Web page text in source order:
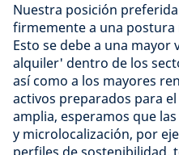
Nuestra posición
firmemente a una
Esto se debe a una
alquiler' dentro de los
así como a los mayores
activos preparados para
amplia, esperamos que
y microlocalización, por